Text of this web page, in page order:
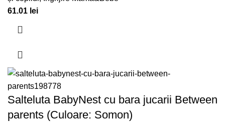
61.01 lei
Salteluta BabyNest cu bara jucarii Between
parents (Culoare: Somon)